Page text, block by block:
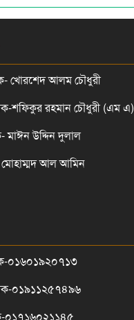
খোরশেদ আলম চৌধুরী
শফিকুর রহমান চৌধুরী (এম এ)
মাঈন উদ্দিন দুলাল
আল আমিন
০১৬০১৯২০৭১৩
০১৯১১২৫৭৪৯৬
০১৭১৬০২১১৪৫